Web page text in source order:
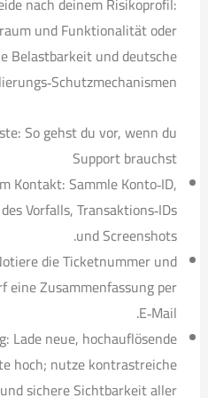
und Funktionalität oder
Belastbarkeit und deutsche
So gehst du vor, wenn du
Support brauchst
Kontakt: Sammle Konto‑ID,
Vorfalls, Transaktions‑IDs
und Screenshots.
die Ticketnummer und
eine Zusammenfassung per
E‑Mail.
Lade neue, hochauflösende
hoch; nutze kontrastreiche
sichere Sichtbarkeit aller